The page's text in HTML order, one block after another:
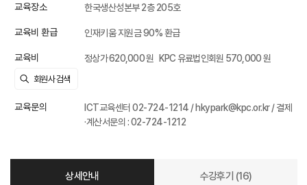
교육장소 한국생산성본부 2층 205호
교육비 환급 인재키움 지원금 90% 환급
교육비 정상가 620,000 원 KPC 유료법인회원 570,000 원
교육문의
ICT교육센터 02-724-1214 / hkypark@kpc.or.kr / 결제
·계산서문의 : 02-724-1212
상세안내 수강후기 (16)